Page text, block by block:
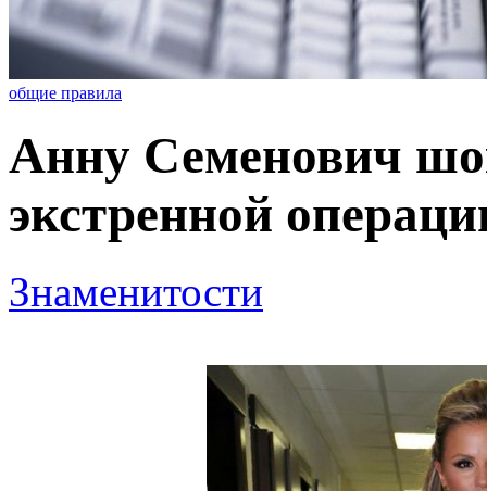
общие правила
Анну Семенович
экстренной
Знаменитости